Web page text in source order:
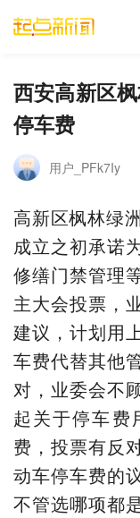
西安高新区
停车费
用户_PFk7Iy
高新区枫林绿
成立之初承诺
修缮门禁管理
主大会投票，
建议，计划用
车费代替其他
对，业委会不
起关于停车费
费，投票有反
动车停车费的
不管选哪项都